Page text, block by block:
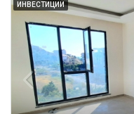
ИНВЕСТИЦИИ